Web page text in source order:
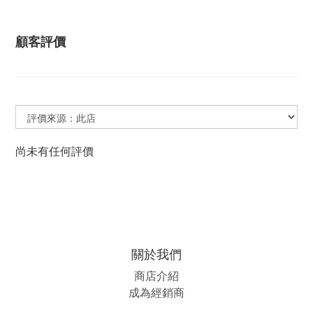
顧客評價
尚未有任何評價
關於我們
商店介紹
成為經銷商